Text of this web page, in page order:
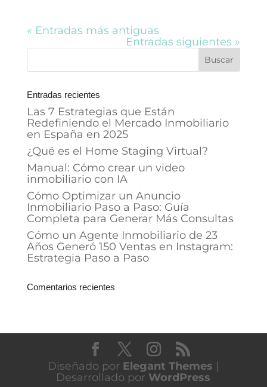
« Entradas más antiguas
Entradas siguientes »
Entradas recientes
Las 7 Estrategias que Están
Redefiniendo el Mercado Inmobiliario
en España en 2025
¿Qué es el Home Staging Virtual?
Manual: Cómo crear un video
inmobiliario con IA
Cómo Optimizar un Anuncio
Inmobiliario Paso a Paso: Guía
Completa para Generar Más Consultas
Cómo un Agente Inmobiliario de 23
Años Generó 150 Ventas en Instagram:
Estrategia Paso a Paso
Comentarios recientes
Diseñado por Elegant Themes |
Desarrollado por WordPress